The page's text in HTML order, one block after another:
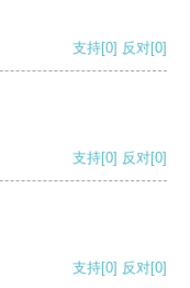
支持[0] 反对[0]
支持[0] 反对[0]
支持[0] 反对[0]